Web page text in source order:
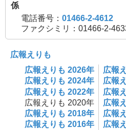
係
電話番号： 01466-2-4612
ファクシミリ：01466-2-
広報えりも
広報えりも 2026年
広報
広報えりも 2024年
広報
広報えりも 2022年
広報
広報えりも 2020年
広報
広報えりも 2018年
広報
広報えりも 2016年
広報